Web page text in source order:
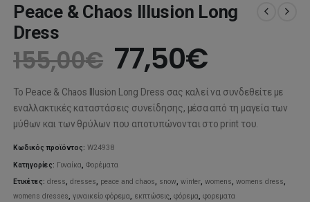
Peace & Chaos Illusion Long
Dress
155,00€ Original
price
was:
155,00€.
77,50€Η
τιμή
είναι:
77,50€.
Το Peace & Chaos Illusion Long Dress σας καλεί να συνδεθείτε με
εναλλακτικές καταστάσεις συνείδησης, μέσα από τη μαγεία των
μύθων και των θρύλων που αποτυπώνονται στο print του.
Κωδικός προϊόντος:W24938
Κατηγορίες: Γυναίκα,Φορέματα
Ετικέτες:dress,dresses, peace and chaos, snow,winter,womens,womens dress,
womens dresses,γυναικείο φόρεμα, εκπτώσεις,φόρεμα,φορεματα